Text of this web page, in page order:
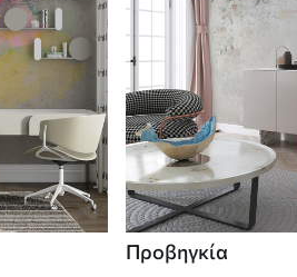
Προβηγκία